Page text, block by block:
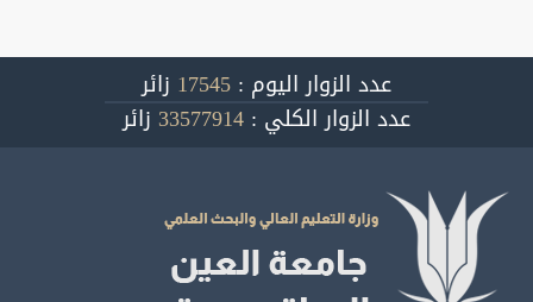
عدد الزوار اليوم : 17545 زائر
عدد الزوار الكلي : 33577914 زائر